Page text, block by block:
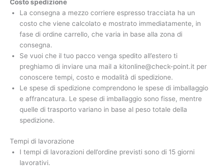
Costo spedizione
La consegna a mezzo corriere espresso tracciata ha un
costo che viene calcolato e mostrato immediatamente, in
fase di ordine carrello, che varia in base alla zona di
consegna.
Se vuoi che il tuo pacco venga spedito all’estero ti
preghiamo di inviare una mail a kitonline@check-point.it per
conoscere tempi, costo e modalità di spedizione.
Le spese di spedizione comprendono le spese di imballaggio
e affrancatura. Le spese di imballaggio sono fisse, mentre
quelle di trasporto variano in base al peso totale della
spedizione.
Tempi di lavorazione
I tempi di lavorazioni dell’ordine previsti sono di 15 giorni
lavorativi.